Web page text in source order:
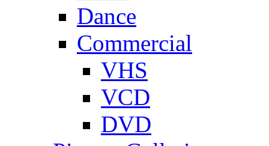
Dance
Commercial
VHS
VCD
DVD